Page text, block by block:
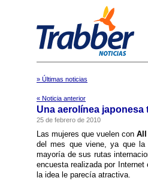
» Últimas noticias
« Noticia anterior
Una aerolí­nea
25 de febrero de 2010
Las mujeres que vuelen con All
del mes que viene, ya que la
mayorí­a de sus rutas
encuesta realizada por
la idea le parecí­a atractiva.